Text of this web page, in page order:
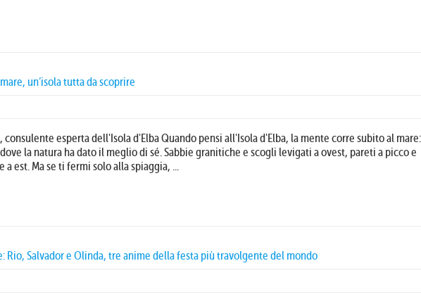
un’isola tutta da scoprire
consulente esperta dell'Isola d'Elba Quando pensi all'Isola d'Elba, la mente corre subito al
la natura ha dato il meglio di sé. Sabbie granitiche e scogli levigati a ovest, pareti a picco e
a est. Ma se ti fermi solo alla spiaggia, ...
Rio, Salvador e Olinda, tre anime della festa più travolgente del mondo